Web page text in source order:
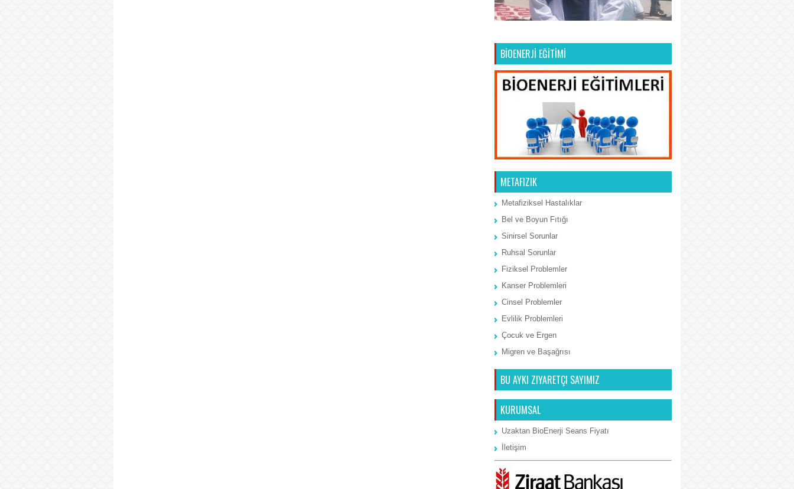
BİOENERJİ EĞİTİMİ
METAFIZIK
Metafiziksel Hastalıklar
Bel ve Boyun Fıtığı
Sinirsel Sorunlar
Ruhsal Sorunlar
Fiziksel Problemler
Kanser Problemleri
Cinsel Problemler
Evlilik Problemleri
Çocuk ve Ergen
Migren ve Başağrısı
BU AYKI ZIYARETÇI SAYIMIZ
KURUMSAL
Uzaktan BioEnerji Seans Fiyatı
İletişim